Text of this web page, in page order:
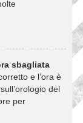
sbagliata
e l’ora è
del
per